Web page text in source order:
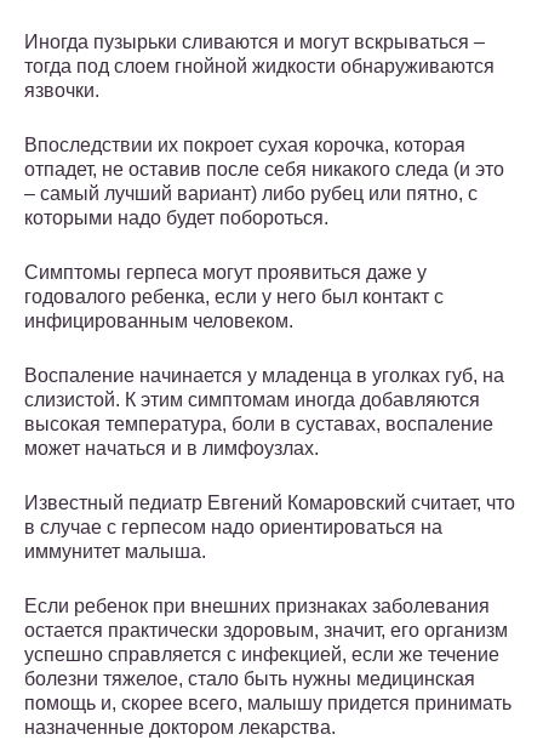
Иногда пузырьки сливаются и могут вскрываться –
тогда под слоем гнойной жидкости обнаруживаются
язвочки.
Впоследствии их покроет сухая корочка, которая
отпадет, не оставив после себя никакого следа (и это
– самый лучший вариант) либо рубец или пятно, с
которыми надо будет побороться.
Симптомы герпеса могут проявиться даже у
годовалого ребенка, если у него был контакт с
инфицированным человеком.
Воспаление начинается у младенца в уголках губ, на
слизистой. К этим симптомам иногда добавляются
высокая температура, боли в суставах, воспаление
может начаться и в лимфоузлах.
Известный педиатр Евгений Комаровский считает, что
в случае с герпесом надо ориентироваться на
иммунитет малыша.
Если ребенок при внешних признаках заболевания
остается практически здоровым, значит, его организм
успешно справляется с инфекцией, если же течение
болезни тяжелое, стало быть нужны медицинская
помощь и, скорее всего, малышу придется принимать
назначенные доктором лекарства.